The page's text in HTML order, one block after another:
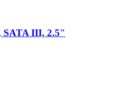
SATA III, 2.5"